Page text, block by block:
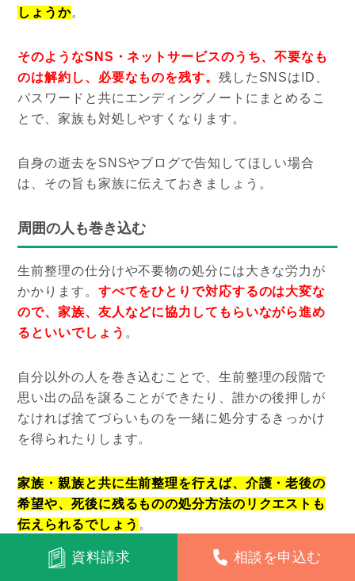
しょうか。
そのようなSNS・ネットサービスのうち、不要なも
のは解約し、必要なものを残す。 残したSNSはID、
パスワードと共にエンディングノートにまとめるこ
とで、家族も対処しやすくなります。
自身の逝去をSNSやブログで告知してほしい場合
は、その旨も家族に伝えておきましょう。
周囲の人も巻き込む
生前整理の仕分けや不要物の処分には大きな労力が
かかります。 すべてをひとりで対応するのは大変な
ので、家族、友人などに協力してもらいながら進め
るといいでしょう 。
自分以外の人を巻き込むことで、生前整理の段階で
思い出の品を譲ることができたり、誰かの後押しが
なければ捨てづらいものを一緒に処分するきっかけ
を得られたりします。
家族・親族と共に生前整理を行えば、介護・老後の
希望や、死後に残るものの処分方法のリクエストも
伝えられるでしょう 。
明るい気持ちで取り組む
資料請求 相談を申込む